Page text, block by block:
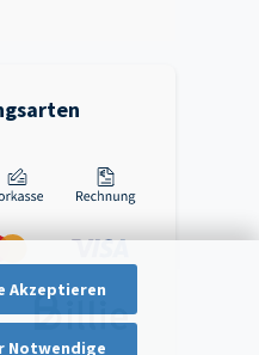
Akzeptieren
Notwendige